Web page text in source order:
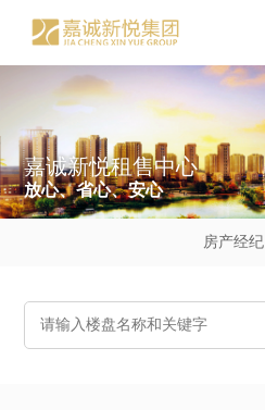
嘉诚新悦租售中心
放心、省心、安心
房产经纪